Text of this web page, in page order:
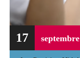
17 septembre